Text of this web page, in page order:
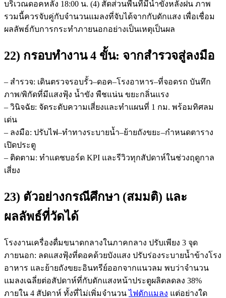
บริเวณดอคหลัง 18:00 น. (4) สัดส่วนพื้นที่มีน้ำขังหลังฝน ภาพ
รวมนี้ควรจับคู่กับจำนวนแมลงที่จับได้จากกับดักแสง เพื่อเชื่อม
ผลลัพธ์กับการกระทำภายนอกอย่างเป็นเหตุเป็นผล
22) กรอบทำงาน 4 ขั้น: จากสำรวจสู่ลงมือ
– สำรวจ: เดินตรวจรอบรั้ว–ดอค–โรงอาหาร–ที่จอดรถ บันทึก
ภาพ/พิกัดที่มีแสงฟุ้ง น้ำขัง พืชแน่น ขยะกลิ่นแรง
– วินิจฉัย: จัดระดับความเสี่ยงและทำแผนที่ 1 กม. พร้อมทิศลม
เด่น
– ลงมือ: ปรับไฟ–ทำทางระบายน้ำ–ย้ายถังขยะ–กำหนดตาราง
เปิดประตู
– ติดตาม: ทำแดชบอร์ด KPI และรีวิวทุกสัปดาห์ในช่วงฤดูกาล
เสี่ยง
23) ตัวอย่างกรณีศึกษา (สมมติ) และ
ผลลัพธ์ที่วัดได้
โรงงานเครื่องดื่มขนาดกลางในภาคกลาง ปรับเพียง 3 จุด
ภายนอก: ลดแสงฟุ้งที่ดอคด้วยบังแสง ปรับร่องระบายน้ำข้างโรง
อาหาร และย้ายถังขยะอินทรีย์ออกจากแนวลม พบว่าจำนวน
แมลงเฉลี่ยต่อสัปดาห์ที่กับดักแสงหน้าประตูผลิตลดลง 38%
ภายใน 4 สัปดาห์ ทั้งที่ไม่เพิ่มจำนวนไฟดักแมลง แต่อย่างใด